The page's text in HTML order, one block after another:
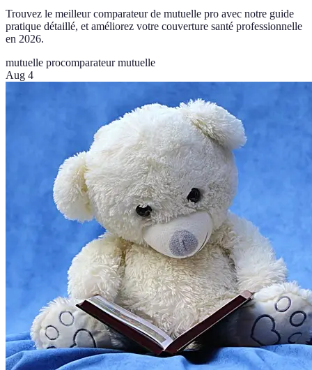
Trouvez le meilleur comparateur de mutuelle pro avec notre guide
pratique détaillé, et améliorez votre couverture santé professionnelle
en 2026.
mutuelle procomparateur mutuelle
Aug 4